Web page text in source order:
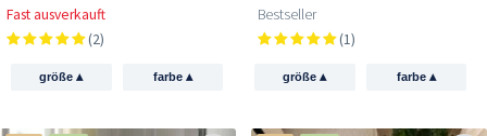
Fast ausverkauft
(2)
größe▴ farbe ▴
Bestseller
(1)
größe▴ farbe ▴